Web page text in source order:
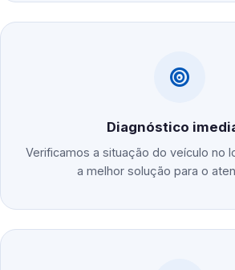
Diagnóstico
Verificamos a situação do veículo no
a melhor solução para o